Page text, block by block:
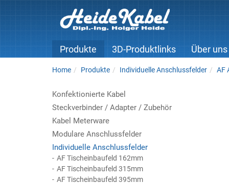
Produkte 3D-Produktlinks Über uns
Home Produkte Individuelle Anschlussfelder AF
Konfektionierte Kabel
Steckverbinder / Adapter / Zubehör
Kabel Meterware
Modulare Anschlussfelder
Individuelle Anschlussfelder
AF Tischeinbaufeld 162mm
AF Tischeinbaufeld 315mm
AF Tischeinbaufeld 395mm